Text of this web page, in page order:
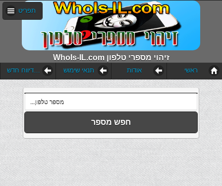
WhoIs-IL.com זיהוי מספרי טלפון
תפריט
הוסף דיווח חדש תנאי שימוש אודות ראשי
חפש מספר